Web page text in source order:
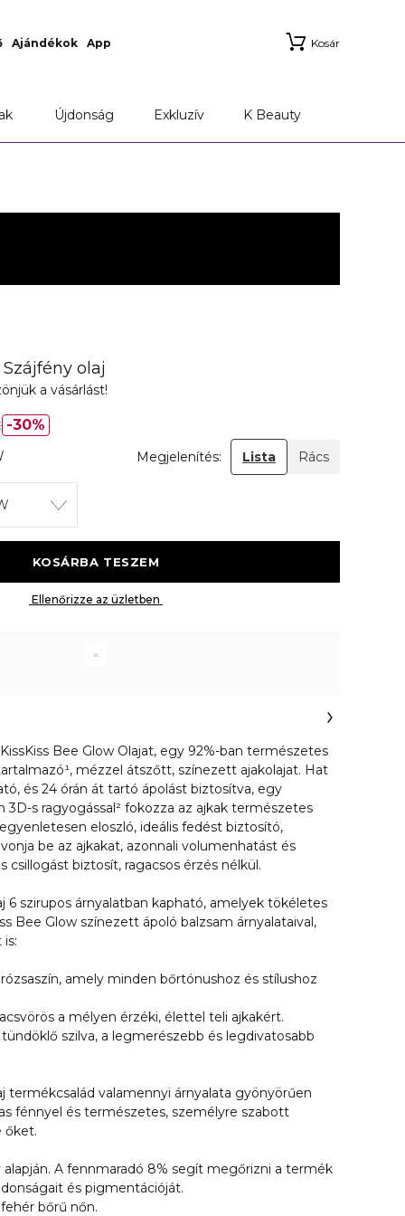
Ajándékok App Kosár
Újdonság Exkluzív K Beauty
olaj
a vásárlást!
30%
Megjelenítés: Lista Rács
Bee Glow Olajat, egy 92%-ban természetes
mézzel átszőtt, színezett ajakolajat. Hat
és 24 órán át tartó ápolást biztosítva, egy
3D-s ragyogással² fokozza az ajkak természetes
eloszló, ideális fedést biztosító,
be az ajkakat, azonnali volumenhatást és
csillogást biztosít, ragacsos érzés nélkül.
6 szirupos árnyalatban kapható, amelyek tökéletes
Bee Glow színezett ápoló balzsam árnyalataival,
amely minden bőrtónushoz és stílushoz
a mélyen érzéki, élettel teli ajkakért.
szilva, a legmerészebb és legdivatosabb
termékcsalád valamennyi árnyalata gyönyörűen
fénnyel és természetes, személyre szabott
őket.
alapján. A fennmaradó 8% segít megőrizni a termék
és pigmentációját.
bőrű nőn.